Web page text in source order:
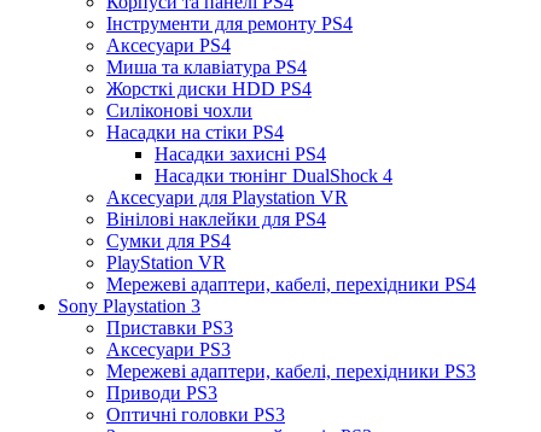
Інструменти для ремонту PS4
Аксесуари PS4
Миша та клавіатура PS4
Жорсткі диски HDD PS4
Силіконові чохли
Насадки на стіки PS4
Насадки захисні PS4
Насадки тюнінг DualShock 4
Аксесуари для Playstation VR
Вінілові наклейки для PS4
Сумки для PS4
PlayStation VR
Мережеві адаптери, кабелі, перехідники PS4
Sony Playstation 3
Приставки PS3
Аксесуари PS3
Мережеві адаптери, кабелі, перехідники PS3
Приводи PS3
Оптичні головки PS3